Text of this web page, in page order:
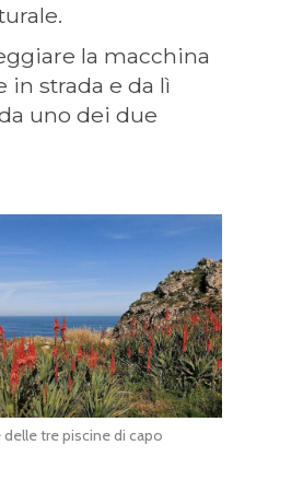
la macchina
in strada e da lì
uno dei due
tre piscine di capo